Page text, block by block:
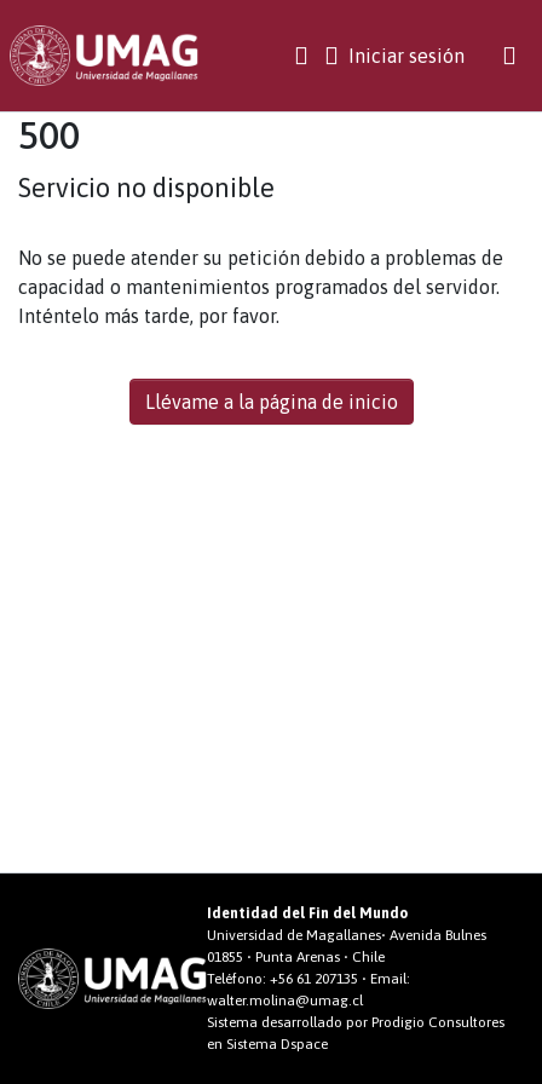
Iniciar sesión(current)
500
Servicio no disponible
No se puede atender su petición debido a problemas de
capacidad o mantenimientos programados del servidor.
Inténtelo más tarde, por favor.
Llévame a la página de inicio
Identidad del Fin del Mundo
Universidad de Magallanes• Avenida Bulnes
01855 • Punta Arenas • Chile
Teléfono:+56 61 207135 • Email:
walter.molina@umag.cl
Sistema desarrollado por Prodigio Consultores
en Sistema Dspace